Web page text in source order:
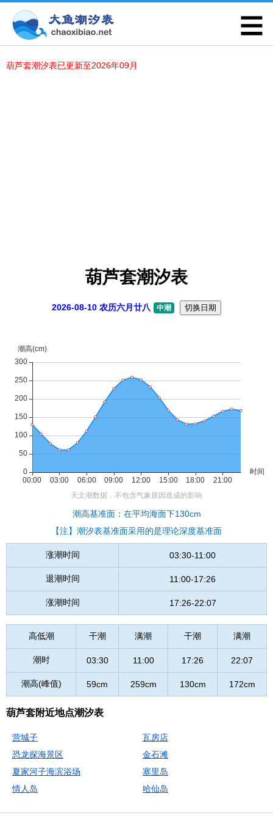
葫芦套潮汐表已更新至2026年09月
葫芦套潮汐表
2026-08-10 农历六月廿八 中潮 切换日期
潮高基准面：在平均海面下130cm
【注】潮汐表基准面采用的是理论深度基准面
涨潮时间 03:30-11:00
退潮时间 11:00-17:26
涨潮时间 17:26-22:07
高低潮 干潮 满潮 干潮 满潮
潮时 03:30 11:00 17:26 22:07
潮高(峰值) 59cm 259cm 130cm 172cm
葫芦套附近地点潮汐表
营城子
瓦房店
恐龙探海景区
金石滩
夏家河子海滨浴场
塞里岛
情人岛
哈仙岛